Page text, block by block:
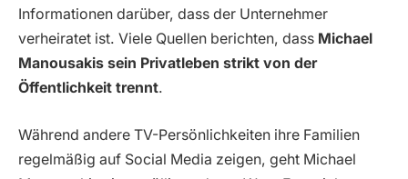
Informationen darüber, dass der Unternehmer
verheiratet ist. Viele Quellen berichten, dass Michael
Manousakis sein Privatleben strikt von der
Öffentlichkeit trennt.
Während andere TV-Persönlichkeiten ihre Familien
regelmäßig auf Social Media zeigen, geht Michael